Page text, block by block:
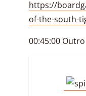
https://
of-the-south-
00:45:00 Outro